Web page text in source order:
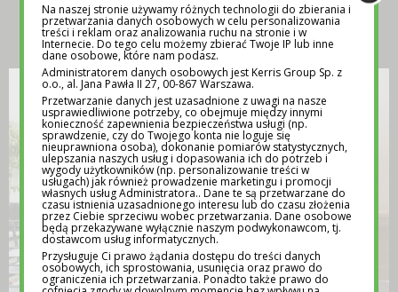
INSPIRACJA
Na naszej stronie używamy różnych technologii do zbierania i
przetwarzania danych osobowych w celu personalizowania
treści i reklam oraz analizowania ruchu na stronie i w
Internecie. Do tego celu możemy zbierać Twoje IP lub inne
dane osobowe, które nam podasz.
Administratorem danych osobowych jest Kerris Group Sp. z
o.o., al. Jana Pawła II 27, 00-867 Warszawa.
Przetwarzanie danych jest uzasadnione z uwagi na nasze
usprawiedliwione potrzeby, co obejmuje między innymi
konieczność zapewnienia bezpieczeństwa usługi (np.
sprawdzenie, czy do Twojego konta nie loguje się
nieuprawniona osoba), dokonanie pomiarów statystycznych,
ulepszania naszych usług i dopasowania ich do potrzeb i
wygody użytkowników (np. personalizowanie treści w
usługach) jak również prowadzenie marketingu i promocji
własnych usług Administratora.. Dane te są przetwarzane do
czasu istnienia uzasadnionego interesu lub do czasu złożenia
przez Ciebie sprzeciwu wobec przetwarzania. Dane osobowe
będą przekazywane wyłącznie naszym podwykonawcom, tj.
dostawcom usług informatycznych.
Przysługuje Ci prawo żądania dostępu do treści danych
osobowych, ich sprostowania, usunięcia oraz prawo do
ograniczenia ich przetwarzania. Ponadto także prawo do